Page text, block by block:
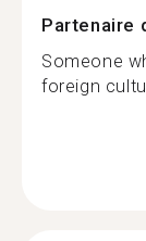
Partenaire
Someone
foreign